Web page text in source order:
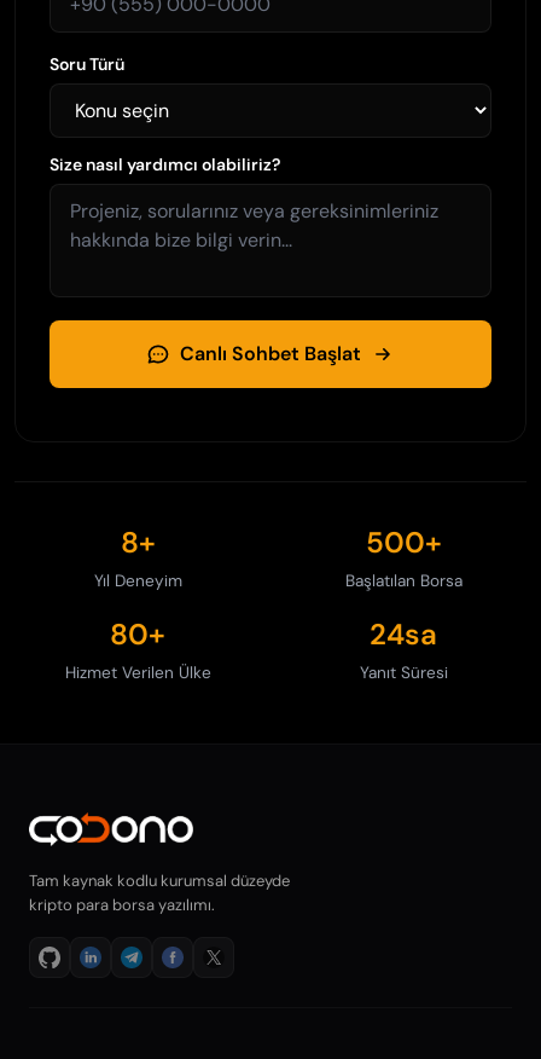
Soru Türü
Size nasıl yardımcı olabiliriz?
Canlı Sohbet Başlat
8+
Yıl Deneyim
500+
Başlatılan Borsa
80+
Hizmet Verilen Ülke
24sa
Yanıt Süresi
Tam kaynak kodlu kurumsal düzeyde
kripto para borsa yazılımı.